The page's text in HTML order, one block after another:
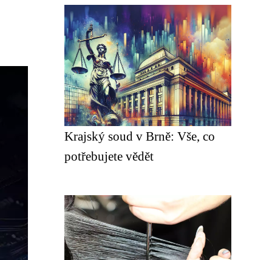
Krajský soud v Brně: Vše, co
potřebujete vědět